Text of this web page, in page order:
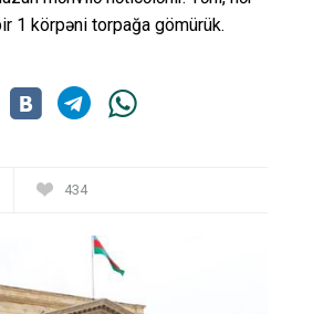
1 körpəni torpağa gömürük.
434